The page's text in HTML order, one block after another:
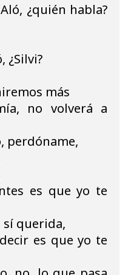
Aló, ¿quién habla?
¿Silvi?
más
no volverá a
perdóname,
es que yo te
querida,
es que yo te